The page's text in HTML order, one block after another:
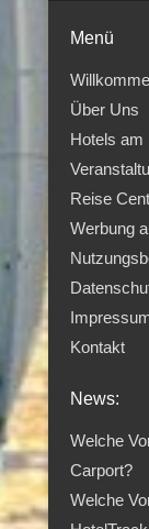
Menü
Über Uns
Hotels am
Reise
Werbung
Kontakt
News:
Welche
Carport?
Welche